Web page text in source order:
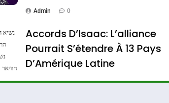
Admin 0
נשיא
Accords D’Isaac: L’alliance
Pourrait S’étendre À 13 Pays
D’Amérique Latine
Admin 0
Stauber